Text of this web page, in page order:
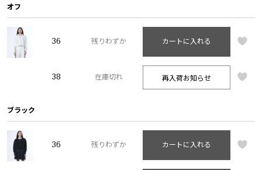
オフ
36 残りわずか カートに入れる
38 在庫切れ 再入荷お知らせ
ブラック
36 残りわずか カートに入れる